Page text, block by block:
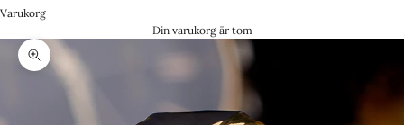
Varukorg
Din varukorg är tom
Zooma